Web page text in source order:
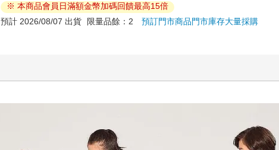
※ 本商品會員日滿額金幣加碼回饋最高15倍
預計 2026/08/07 出貨
限量品餘：2預訂門市商品門市庫存大量採購